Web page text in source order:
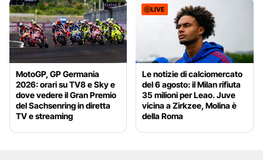
MotoGP, GP Germania
2026: orari su TV8 e Sky e
dove vedere il Gran Premio
del Sachsenring in diretta
TV e streaming
LIVE
Le notizie di calciomercato
del 6 agosto: il Milan rifiuta
35 milioni per Leao. Juve
vicina a Zirkzee, Molina è
della Roma